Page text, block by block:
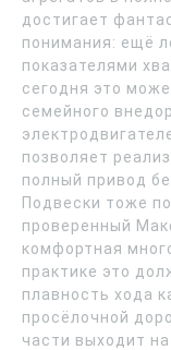
достигает
понимания: ещё
показателями
сегодня это
семейного
позволяет
полный привод
Подвески тоже
проверенный
комфортная
практике это
плавность хода
просёлочной
части выходит